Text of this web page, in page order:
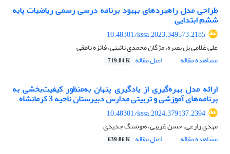
طراحی مدل راهبردهای بهبود برنامه درسی رسمی ریاضیات پایه
ششم ابتدایی
10.48301/kssa.2023.349573.2185
علی غلامی پل بصره، مژگان محمدی نائینی، فائزه ناطقی
مشاهده مقاله
اصل مقاله 719.84 K
ارائه مدل بهره‌گیری از یادگیری پنهان به‌منظور کیفیت‌بخشی به
برنامه‌های آموزشی و تربیتی مدارس دبیرستان ناحیه 3 کرمانشاه
10.48301/kssa.2024.379137.2394
مهدی زارعی، حسن غریبی، ھوشنگ جدیدی
مشاهده مقاله
اصل مقاله 639.86 K